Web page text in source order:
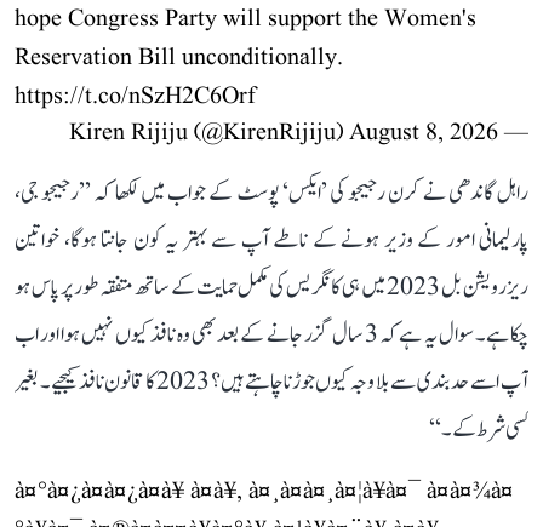
hope Congress Party will support the Women's
Reservation Bill unconditionally.
https://t.co/nSzH2C6Orf
— Kiren Rijiju (@KirenRijiju)
August 8, 2026
راہل گاندھی نے کرن رجیجو کی ’ایکس‘ پوسٹ کے جواب میں لکھا کہ ’’رجیجو جی،
پارلیمانی امور کے وزیر ہونے کے ناطے آپ سے بہتر یہ کون جانتا ہوگا، خواتین
ریزرویشن بل 2023 میں ہی کانگریس کی مکمل حمایت کے ساتھ متفقہ طور پر پاس ہو
چکا ہے۔ سوال یہ ہے کہ 3 سال گزر جانے کے بعد بھی وہ نافذ کیوں نہیں ہوا اور اب
آپ اسے حد بندی سے بلا وجہ کیوں جوڑنا چاہتے ہیں؟ 2023 کا قانون نافذ کیجیے۔ بغیر
کسی شرط کے۔‘‘
à¤°à¤¿à¤à¤¿à¤à¥ à¤à¥, à¤¸à¤à¤¸à¤¦à¥à¤¯ à¤à¤¾à¤